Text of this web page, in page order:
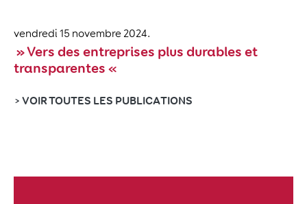
vendredi 15 novembre 2024.
» Vers des entreprises plus durables et
transparentes «
> VOIR TOUTES LES PUBLICATIONS